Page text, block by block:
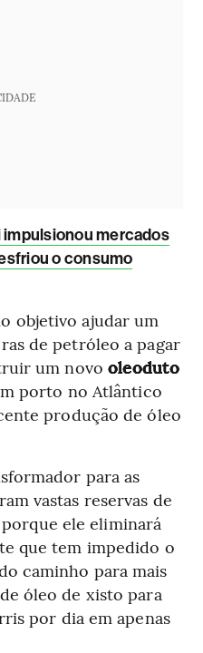
impulsionou mercados
o consumo
objetivo ajudar um
de petróleo a pagar
um novo oleoduto
porto no Atlântico
produção de óleo
para as
vastas reservas de
ele eliminará
que tem impedido o
caminho para mais
óleo de xisto para
por dia em apenas